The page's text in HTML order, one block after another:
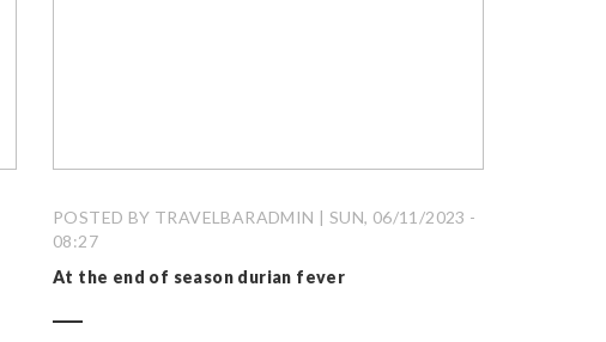
POSTED BY TRAVELBARADMIN | SUN, 06/11/2023 -
08:27
At the end of season durian fever